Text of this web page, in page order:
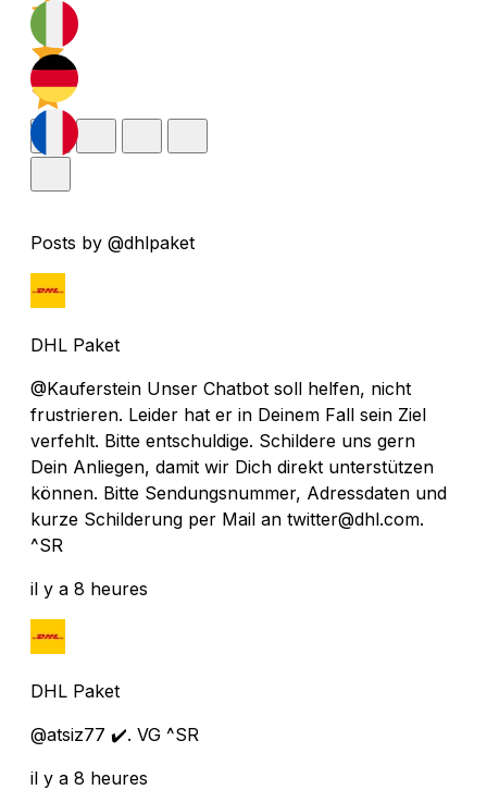
Posts by @dhlpaket
DHL Paket
@Kauferstein Unser Chatbot soll helfen, nicht
frustrieren. Leider hat er in Deinem Fall sein Ziel
verfehlt. Bitte entschuldige. Schildere uns gern
Dein Anliegen, damit wir Dich direkt unterstützen
können. Bitte Sendungsnummer, Adressdaten und
kurze Schilderung per Mail an twitter@dhl.com.
^SR
il y a 8 heures
DHL Paket
@atsiz77 ✔️. VG ^SR
il y a 8 heures